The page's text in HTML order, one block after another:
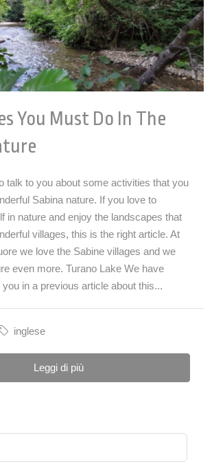
You Must Do In The
talk to you about some activities that you
Sabina nature. If you love to
in nature and enjoy the landscapes that
villages, this is the right article. At
we love the Sabine villages and we
even more. Turano Lake We have
in a previous article about this...
inglese
Leggi di più